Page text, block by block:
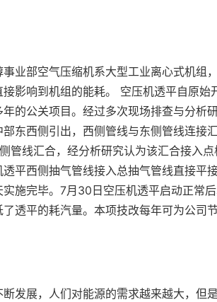
事业部空气压缩机系大型工业离心式机
接影响到机组的能耗。 空压机透平自原
年的公关项目。经过多次现场排查与分析
部东西侧引出，西侧管线与东侧管线连接
管线汇合，经分析研究认为该汇合接入
透平西侧抽气管线接入总抽气管线直接
实施完毕。7月30日空压机透平启动正常
透平的耗汽量。本项技改每年可为公司
断发展，人们对能源的需求越来越大，但